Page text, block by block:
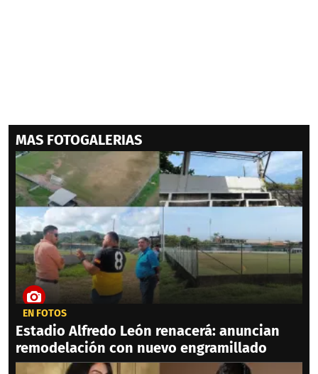
MAS FOTOGALERIAS
EN FOTOS
Estadio Alfredo León renacerá: anuncian
remodelación con nuevo engramillado